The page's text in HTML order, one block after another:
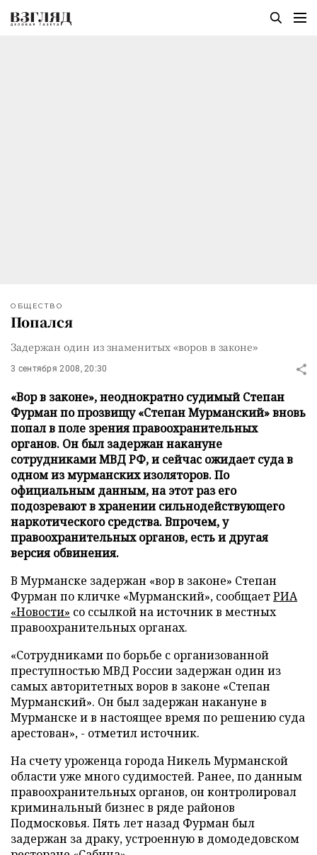
ОБЩЕСТВО
Попался
Задержан один из знаменитых «воров в законе»
3 сентября 2008, 20:30
«Вор в законе», неоднократно судимый Степан
Фурман по прозвищу «Степан Мурманский» вновь
попал в поле зрения правоохранительных
органов. Он был задержан накануне
сотрудниками МВД РФ, и сейчас ожидает суда в
одном из мурманских изоляторов. По
официальным данным, на этот раз его
подозревают в хранении сильнодействующего
наркотического средства. Впрочем, у
правоохранительных органов, есть и другая
версия обвинения.
В Мурманске задержан «вор в законе» Степан
Фурман по кличке «Мурманский», сообщаетРИА
«Новости» со ссылкой на источник в местных
правоохранительных органах.
«Сотрудниками по борьбе с организованной
преступностью МВД России задержан один из
самых авторитетных воров в законе «Степан
Мурманский». Он был задержан накануне в
Мурманске и в настоящее время по решению суда
арестован», - отметил источник.
На счету уроженца города Никель Мурманской
области уже много судимостей. Ранее, по данным
правоохранительных органов, он контролировал
криминальный бизнес в ряде районов
Подмосковья. Пять лет назад Фурман был
задержан за драку, устроенную в домодедовском